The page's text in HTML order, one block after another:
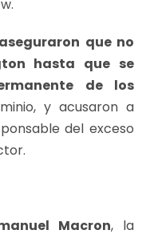
que no
hasta que se
de los
y acusaron a
del exceso
Macron, la